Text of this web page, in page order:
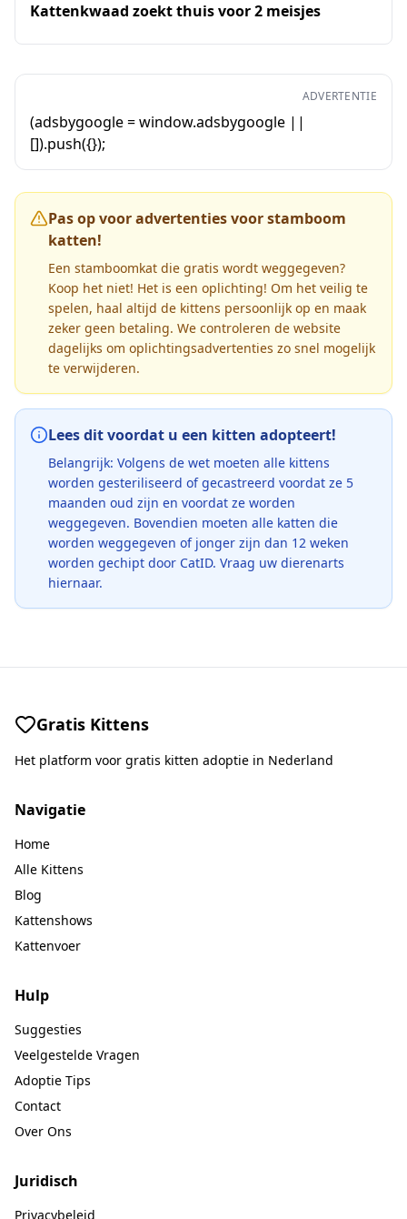
Kattenkwaad zoekt thuis voor 2 meisjes
ADVERTENTIE
(adsbygoogle = window.adsbygoogle ||
[]).push({});
Pas op voor advertenties voor stamboom
katten!
Een stamboomkat die gratis wordt weggegeven?
Koop het niet! Het is een oplichting! Om het veilig te
spelen, haal altijd de kittens persoonlijk op en maak
zeker geen betaling. We controleren de website
dagelijks om oplichtingsadvertenties zo snel mogelijk
te verwijderen.
Lees dit voordat u een kitten adopteert!
Belangrijk: Volgens de wet moeten alle kittens
worden gesteriliseerd of gecastreerd voordat ze 5
maanden oud zijn en voordat ze worden
weggegeven. Bovendien moeten alle katten die
worden weggegeven of jonger zijn dan 12 weken
worden gechipt door CatID. Vraag uw dierenarts
hiernaar.
Gratis Kittens
Het platform voor gratis kitten adoptie in Nederland
Navigatie
Home
Alle Kittens
Blog
Kattenshows
Kattenvoer
Hulp
Suggesties
Veelgestelde Vragen
Adoptie Tips
Contact
Over Ons
Juridisch
Privacybeleid